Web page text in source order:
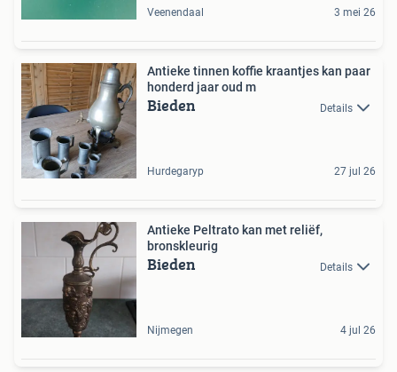
Veenendaal 3 mei 26
Antieke tinnen koffie kraantjes kan paar
honderd jaar oud m
Bieden Details
Hurdegaryp 27 jul 26
Antieke Peltrato kan met reliëf,
bronskleurig
Bieden Details
Nijmegen 4 jul 26